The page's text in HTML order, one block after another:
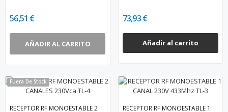
56,51 €
AÑADIR AL CARRITO
73,93 €
Añadir al carrito
Fuera De Stock
RECEPTOR RF MONOESTABLE 2
RECEPTOR RF MONOESTABLE 1